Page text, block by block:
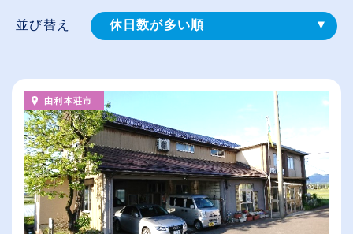
並び替え 休日数が多い順
（⾼卒の給与を基準）
従業員が多い順
由利本荘市